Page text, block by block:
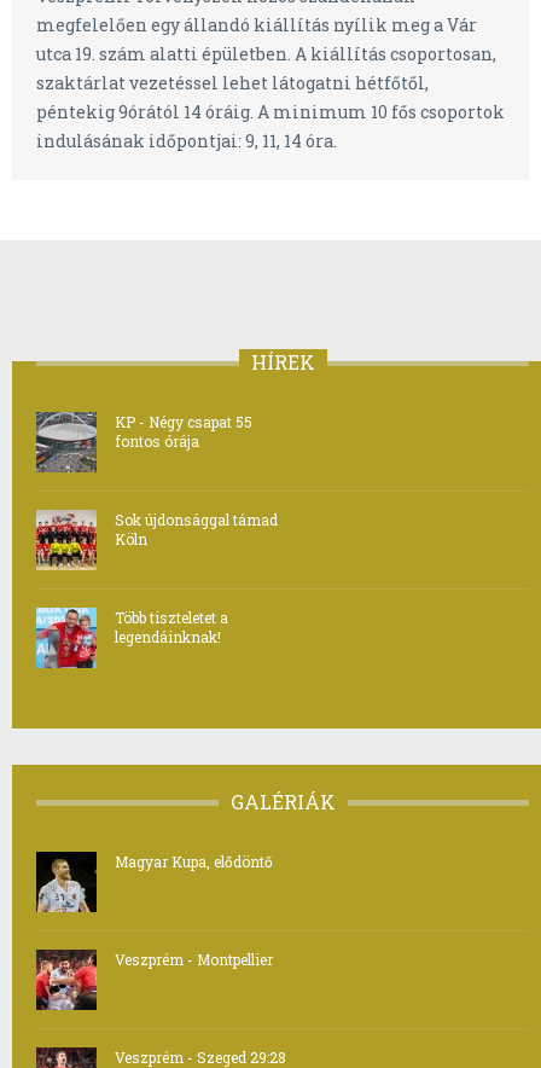
megfelelően egy állandó kiállítás nyílik meg a Vár
utca 19. szám alatti épületben. A kiállítás csoportosan,
szaktárlat vezetéssel lehet látogatni hétfőtől,
péntekig 9órától 14 óráig. A minimum 10 fős csoportok
indulásának időpontjai: 9, 11, 14 óra.
HÍREK
KP - Négy csapat 55
fontos órája
Sok újdonsággal támad
Köln
Több tiszteletet a
legendáinknak!
GALÉRIÁK
Magyar Kupa, elődöntő
Veszprém - Montpellier
Veszprém - Szeged 29:28